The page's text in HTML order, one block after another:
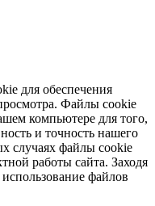
для обеспечения
Файлы cookie
компьютере для того,
и точность нашего
случаях файлы cookie